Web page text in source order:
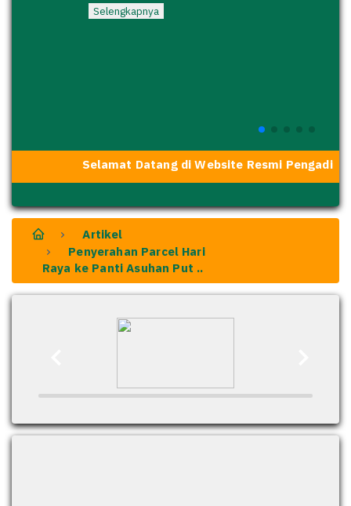
Selengkapnya
Selamat Datang di Website Resmi
Artikel
Penyerahan Parcel Hari
Raya ke Panti Asuhan Put ..